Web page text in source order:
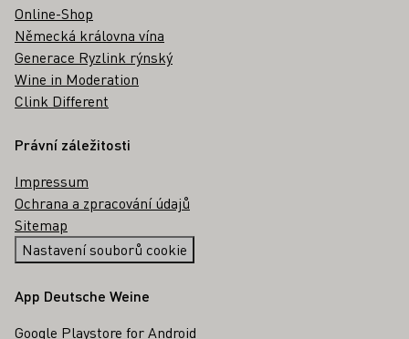
Online-Shop
Německá královna vína
Generace Ryzlink rýnský
Wine in Moderation
Clink Different
Právní záležitosti
Impressum
Ochrana a zpracování údajů
Sitemap
Nastavení souborů cookie
App Deutsche Weine
Google Playstore for Android